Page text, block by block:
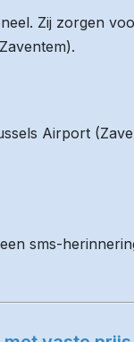
Zij zorgen
Airport
sms-